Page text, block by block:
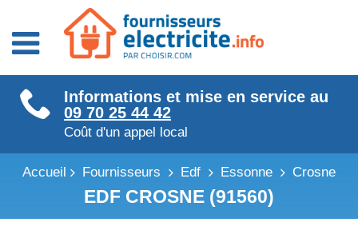
Fournisseurs énergie
Fournisseurs électricité
Fournisseurs gaz
Informations et mise en service au
09 70 25 44 42
Coût d'un appel local
Accueil Fournisseurs Edf Essonne Crosne
EDF CROSNE (91560)